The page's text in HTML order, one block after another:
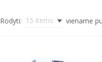
Rodyti: 15 items viename